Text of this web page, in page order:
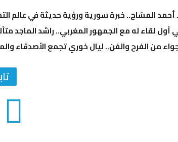
أحمد المسّاح.. خبرة سورية ورؤية حديثة في عالم
أول لقاء له مع الجمهور المغربي.. راشد الماجد
من الفرح والفن.. ليال خوري تجمع الأصدقاء